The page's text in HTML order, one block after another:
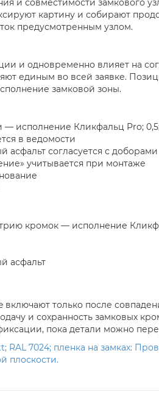
и совместимости замкового
картину и собирают
предусмотренным узлом.
и одновременно влияет на
единым во всей заявке.
замковой зоны.
исполнение Кликфальц Pro; 0,5;
в ведомости
асфальт согласуется с доборами
учитывается при монтаже
кромок — исполнение
асфальт
только после
и сохранность замковых
пока детали можно
7024; пленка на замках:
плоскости.